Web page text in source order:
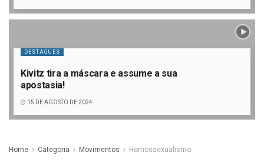
DESTAQUES
Kivitz tira a máscara e assume a sua
apostasia!
15 DE AGOSTO DE 2024
Home Categoria Movimentos Homossexualismo